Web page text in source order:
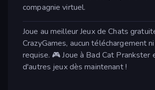
compagnie virtuel.
Joue au meilleur Jeux de Chats
CrazyGames, aucun téléchargement
requise. 🎮 Joue à Bad Cat Prankster
d'autres jeux dès maintenant !